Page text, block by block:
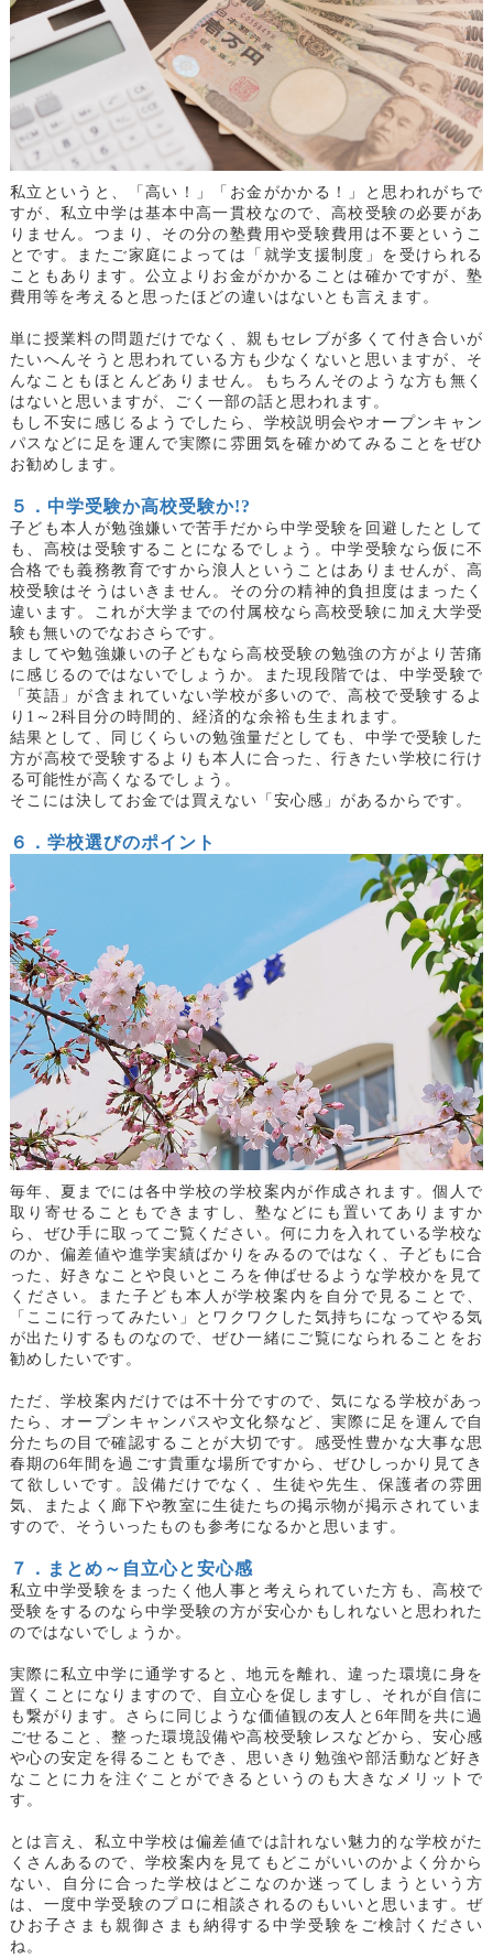
私立というと、「高い！」「お金がかかる！」と思われがちで
すが、私立中学は基本中高一貫校なので、高校受験の必要があ
りません。つまり、その分の塾費用や受験費用は不要というこ
とです。またご家庭によっては「就学支援制度」を受けられる
こともあります。公立よりお金がかかることは確かですが、塾
費用等を考えると思ったほどの違いはないとも言えます。
単に授業料の問題だけでなく、親もセレブが多くて付き合いが
たいへんそうと思われている方も少なくないと思いますが、そ
んなこともほとんどありません。もちろんそのような方も無く
はないと思いますが、ごく一部の話と思われます。
もし不安に感じるようでしたら、学校説明会やオープンキャン
パスなどに足を運んで実際に雰囲気を確かめてみることをぜひ
お勧めします。
５．中学受験か高校受験か!?
子ども本人が勉強嫌いで苦手だから中学受験を回避したとして
も、高校は受験することになるでしょう。中学受験なら仮に不
合格でも義務教育ですから浪人ということはありませんが、高
校受験はそうはいきません。その分の精神的負担度はまったく
違います。これが大学までの付属校なら高校受験に加え大学受
験も無いのでなおさらです。
ましてや勉強嫌いの子どもなら高校受験の勉強の方がより苦痛
に感じるのではないでしょうか。また現段階では、中学受験で
「英語」が含まれていない学校が多いので、高校で受験するよ
り 1～2科目分の時間的、経済的な余裕も生まれます。
結果として、同じくらいの勉強量だとしても、中学で受験した
方が高校で受験するよりも本人に合った、行きたい学校に行け
る可能性が高くなるでしょう。
そこには決してお金では買えない「安心感」があるからです。
６．学校選びのポイント
毎年、夏までには各中学校の学校案内が作成されます。個人で
取り寄せることもできますし、塾などにも置いてありますか
ら、ぜひ手に取ってご覧ください。何に力を入れている学校な
のか、偏差値や進学実績ばかりをみるのではなく、子どもに合
った、好きなことや良いところを伸ばせるような学校かを見て
ください。また子ども本人が学校案内を自分で見ることで、
「ここに行ってみたい」とワクワクした気持ちになってやる気
が出たりするものなので、ぜひ一緒にご覧になられることをお
勧めしたいです。
ただ、学校案内だけでは不十分ですので、気になる学校があっ
たら、オープンキャンパスや文化祭など、実際に足を運んで自
分たちの目で確認することが大切です。感受性豊かな大事な思
春期の6年間を過ごす貴重な場所ですから、ぜひしっかり見てき
て欲しいです。設備だけでなく、生徒や先生、保護者の雰囲
気、またよく廊下や教室に生徒たちの掲示物が掲示されていま
すので、そういったものも参考になるかと思います。
７．まとめ～自立心と安心感
私立中学受験をまったく他人事と考えられていた方も、高校で
受験をするのなら中学受験の方が安心かもしれないと思われた
のではないでしょうか。
実際に私立中学に通学すると、地元を離れ、違った環境に身を
置くことになりますので、自立心を促しますし、それが自信に
も繋がります。さらに同じような価値観の友人と 6年間を共に過
ごせること、整った環境設備や高校受験レスなどから、安心感
や心の安定を得ることもでき、思いきり勉強や部活動など好き
なことに力を注ぐことができるというのも大きなメリットで
す。
とは言え、私立中学校は偏差値では計れない魅力的な学校がた
くさんあるので、学校案内を見てもどこがいいのかよく分から
ない、自分に合った学校はどこなのか迷ってしまうという方
は、一度中学受験のプロに相談されるのもいいと思います。ぜ
ひお子さまも親御さまも納得する中学受験をご検討ください
ね。